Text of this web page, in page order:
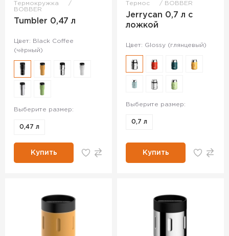
Термокружка
BOBBER
Tumbler 0,47 л
Цвет: Black Coffee
(чёрный)
Выберите размер:
0,47 л
Купить
Термос BOBBER
Jerrycan 0,7 л с
ложкой
Цвет: Glossy (глянцевый)
Выберите размер:
0,7 л
Купить